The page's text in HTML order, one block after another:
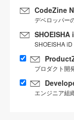
CodeZine
デベロッパー
SHOEISHA
SHOEISHA
プロダクト開
エンジニア組